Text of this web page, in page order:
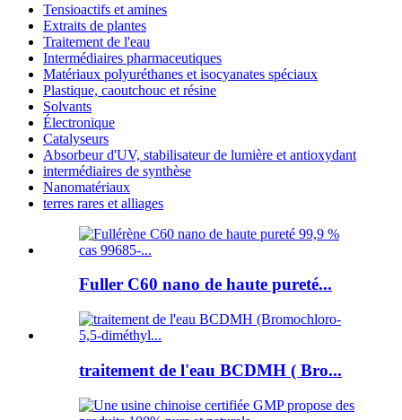
Tensioactifs et amines
Extraits de plantes
Traitement de l'eau
Intermédiaires pharmaceutiques
Matériaux polyuréthanes et isocyanates spéciaux
Plastique, caoutchouc et résine
Solvants
Électronique
Catalyseurs
Absorbeur d'UV, stabilisateur de lumière et antioxydant
intermédiaires de synthèse
Nanomatériaux
terres rares et alliages
Fuller C60 nano de haute pureté...
traitement de l'eau BCDMH ( Bro...